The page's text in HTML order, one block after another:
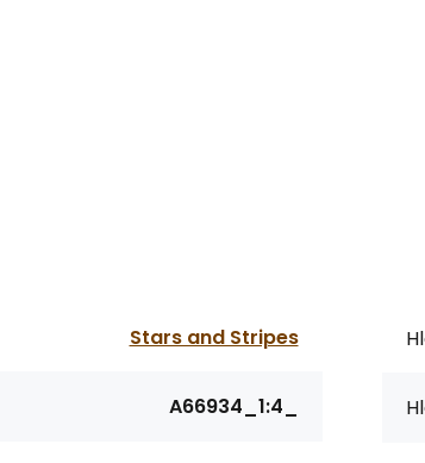
Stars and Stripes
A66934_1:4_